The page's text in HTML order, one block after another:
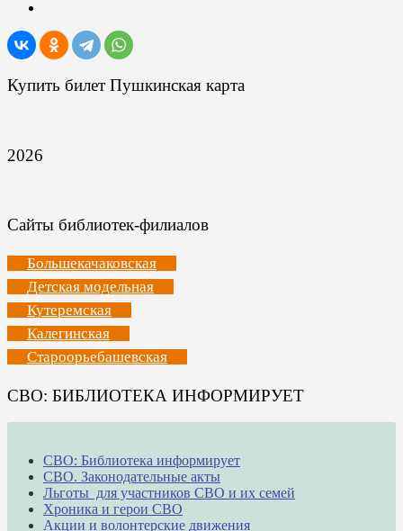
Купить билет Пушкинская карта
2026
Сайты библиотек-филиалов
Большекачаковская
Детская модельная
Кутеремская
Калегинская
Староорьебашевская
СВО: БИБЛИОТЕКА ИНФОРМИРУЕТ
СВО: Библиотека информирует
СВО. Законодательные акты
Льготы для участников СВО и их семей
Хроника и герои СВО
Акции и волонтерские движения